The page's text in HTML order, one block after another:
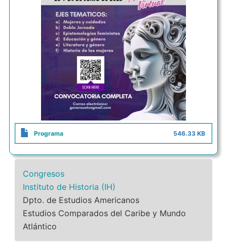
Programa 546.33 KB
Congresos
Instituto de Historia (IH)
Dpto. de Estudios Americanos
Estudios Comparados del Caribe y Mundo
Atlántico